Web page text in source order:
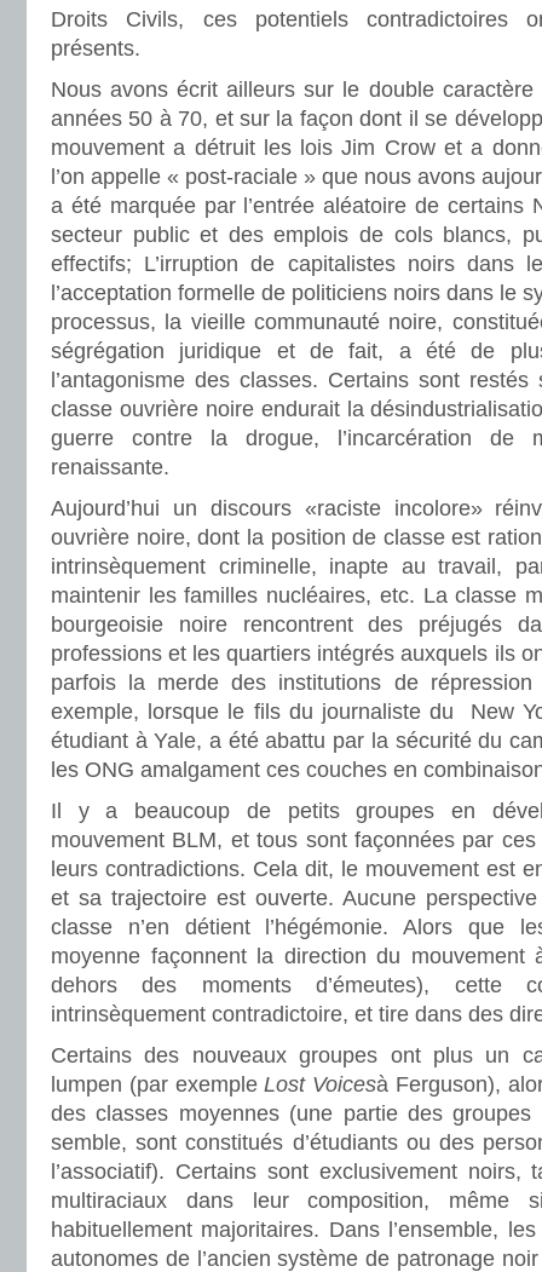
Droits Civils, ces potentiels contradictoires
présents.
Nous avons écrit ailleurs sur le double
années 50 à 70, et sur la façon dont il se
mouvement a détruit les lois Jim Crow et a
l’on appelle « post-raciale » que nous avons
a été marquée par l’entrée aléatoire de certains
secteur public et des emplois de cols blancs,
effectifs; L’irruption de capitalistes noirs dans
l’acceptation formelle de politiciens noirs dans le
processus, la vieille communauté noire,
ségrégation juridique et de fait, a été de
l’antagonisme des classes. Certains sont
classe ouvrière noire endurait la
guerre contre la drogue, l’incarcération de
renaissante.
Aujourd’hui un discours «raciste incolore»
ouvrière noire, dont la position de classe est
intrinsèquement criminelle, inapte au travail,
maintenir les familles nucléaires, etc. La classe
bourgeoisie noire rencontrent des préjugés
professions et les quartiers intégrés auxquels ils
parfois la merde des institutions de
exemple, lorsque le fils du journaliste du New
étudiant à Yale, a été abattu par la sécurité du
les ONG amalgament ces couches en
Il y a beaucoup de petits groupes en
mouvement BLM, et tous sont façonnées par
leurs contradictions. Cela dit, le mouvement est
et sa trajectoire est ouverte. Aucune
classe n’en détient l’hégémonie. Alors que
moyenne façonnent la direction du mouvement
dehors des moments d’émeutes), cette
intrinsèquement contradictoire, et tire dans des
Certains des nouveaux groupes ont plus un
lumpen (par exempleLost Voicesà Ferguson),
des classes moyennes (une partie des
semble, sont constitués d’étudiants ou des
l’associatif). Certains sont exclusivement noirs,
multiraciaux dans leur composition, même
habituellement majoritaires. Dans l’ensemble,
autonomes de l’ancien système de patronage